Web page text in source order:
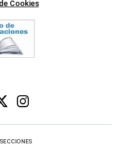
Cookies